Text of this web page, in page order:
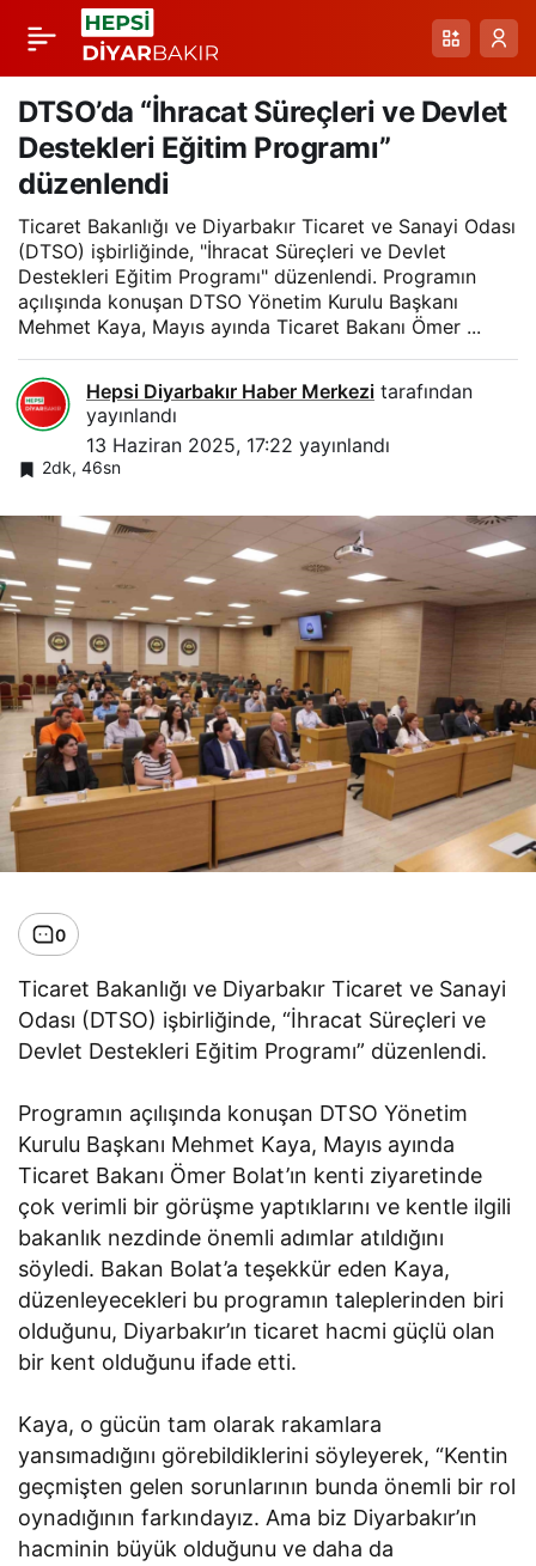
DTSO’da “İhracat Süreçleri ve Devlet
Destekleri Eğitim Programı”
düzenlendi
Ticaret Bakanlığı ve Diyarbakır Ticaret ve Sanayi Odası
(DTSO) işbirliğinde, "İhracat Süreçleri ve Devlet
Destekleri Eğitim Programı" düzenlendi. Programın
açılışında konuşan DTSO Yönetim Kurulu Başkanı
Mehmet Kaya, Mayıs ayında Ticaret Bakanı Ömer ...
Hepsi Diyarbakır Haber Merkezi tarafından
yayınlandı
13 Haziran 2025, 17:22 yayınlandı
2dk, 46sn
0
Ticaret Bakanlığı ve Diyarbakır Ticaret ve Sanayi
Odası (DTSO) işbirliğinde, “İhracat Süreçleri ve
Devlet Destekleri Eğitim Programı” düzenlendi.
Programın açılışında konuşan DTSO Yönetim
Kurulu Başkanı Mehmet Kaya, Mayıs ayında
Ticaret Bakanı Ömer Bolat’ın kenti ziyaretinde
çok verimli bir görüşme yaptıklarını ve kentle ilgili
bakanlık nezdinde önemli adımlar atıldığını
söyledi. Bakan Bolat’a teşekkür eden Kaya,
düzenleyecekleri bu programın taleplerinden biri
olduğunu, Diyarbakır’ın ticaret hacmi güçlü olan
bir kent olduğunu ifade etti.
Kaya, o gücün tam olarak rakamlara
yansımadığını görebildiklerini söyleyerek, “Kentin
geçmişten gelen sorunlarının bunda önemli bir rol
oynadığının farkındayız. Ama biz Diyarbakır’ın
hacminin büyük olduğunu ve daha da
Dicle HEM’de Hayat
Boyu Öğrenme
Haftası sergi açılışı ve
birçok etkinlikle
kutlandı
Paylaş